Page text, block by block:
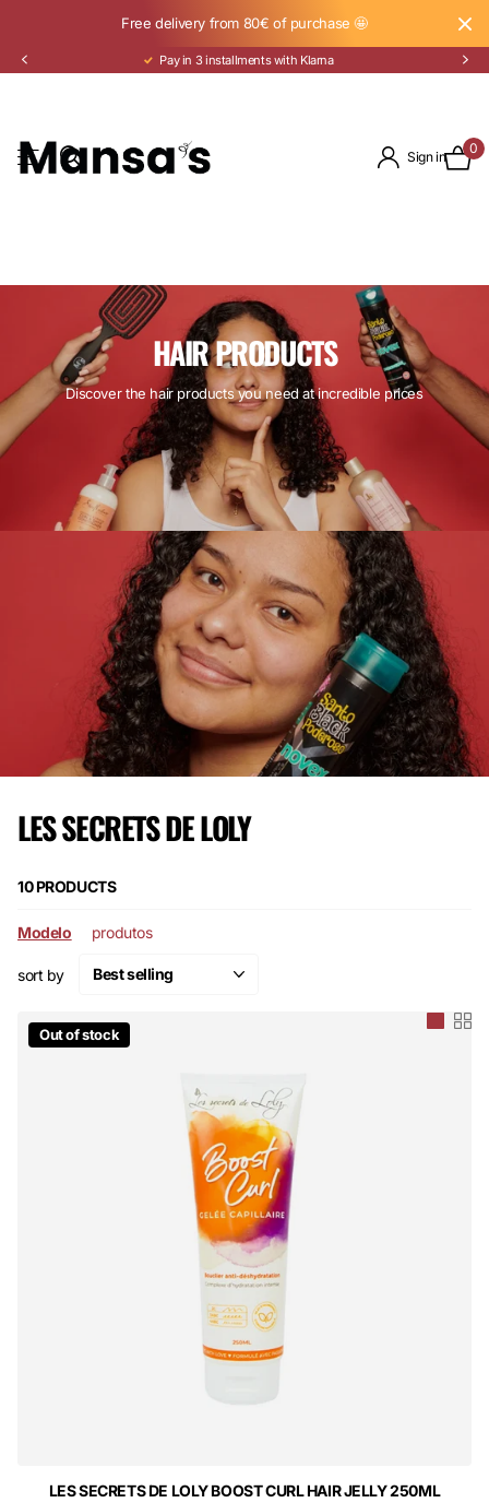
Free delivery from 80€ of purchase 🤩
Pay in 3 installments with Klarna
Sign in
0
HAIR PRODUCTS
Discover the hair products you need at incredible prices
LES SECRETS DE LOLY
10 PRODUCTS
Modelo produtos
sort by
Out of stock
LES SECRETS DE LOLY BOOST CURL HAIR JELLY 250ML